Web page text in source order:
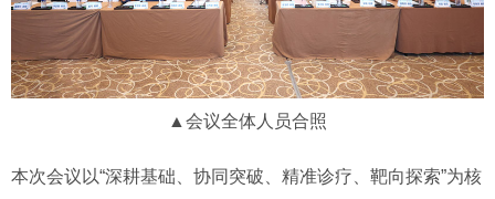
▲会议全体人员合照
本次会议以“深耕基础、协同突破、精准诊疗、靶向探索”为核